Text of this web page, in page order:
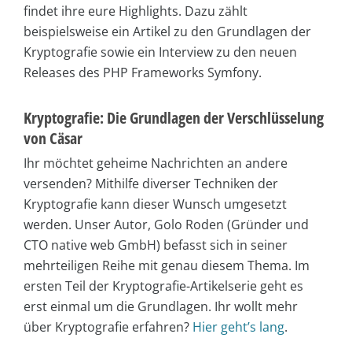
findet ihre eure Highlights. Dazu zählt
beispielsweise ein Artikel zu den Grundlagen der
Kryptografie sowie ein Interview zu den neuen
Releases des PHP Frameworks Symfony.
Kryptografie: Die Grundlagen der Verschlüsselung
von Cäsar
Ihr möchtet geheime Nachrichten an andere
versenden? Mithilfe diverser Techniken der
Kryptografie kann dieser Wunsch umgesetzt
werden. Unser Autor, Golo Roden (Gründer und
CTO native web GmbH) befasst sich in seiner
mehrteiligen Reihe mit genau diesem Thema. Im
ersten Teil der Kryptografie-Artikelserie geht es
erst einmal um die Grundlagen. Ihr wollt mehr
über Kryptografie erfahren? Hier geht’s lang.